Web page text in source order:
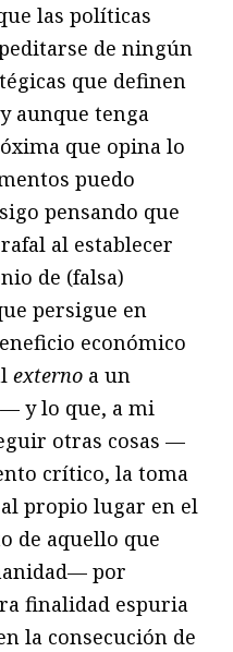
las políticas
de ningún
que definen
aunque tenga
que opina lo
puedo
pensando que
al establecer
de (falsa)
persigue en
económico
externo a un
y lo que, a mi
otras cosas —
crítico, la toma
propio lugar en el
de aquello que
por
finalidad espuria
la consecución de